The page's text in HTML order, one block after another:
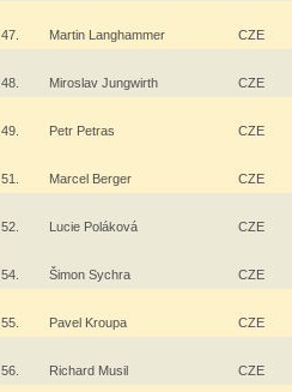
47. Martin Langhammer CZE
48. Miroslav Jungwirth CZE
49. Petr Petras CZE
51. Marcel Berger CZE
52. Lucie Poláková CZE
54. Šimon Sychra CZE
55. Pavel Kroupa CZE
56. Richard Musil CZE